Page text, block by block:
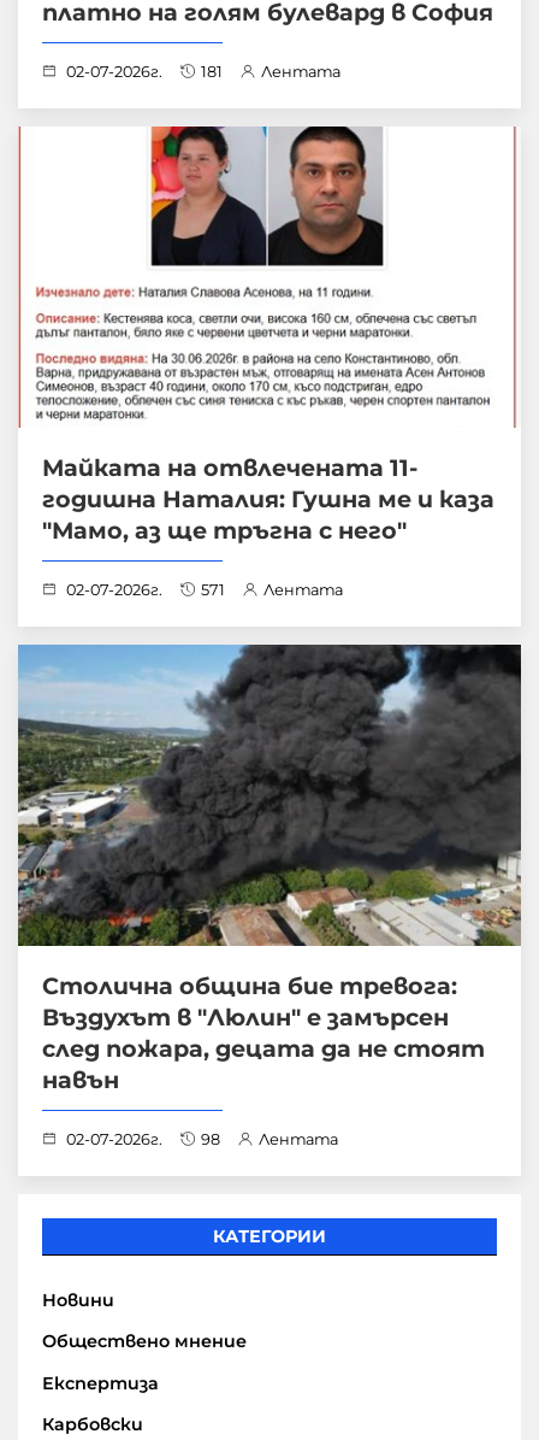
платно на голям булевард в София
02-07-2026г. 181 Лентата
Майката на отвлечената 11-
годишна Наталия: Гушна ме и каза
"Мамо, аз ще тръгна с него"
02-07-2026г. 571 Лентата
Столична община бие тревога:
Въздухът в "Люлин" е замърсен
след пожара, децата да не стоят
навън
02-07-2026г. 98 Лентата
КАТЕГОРИИ
Новини
Обществено мнение
Експертиза
Карбовски